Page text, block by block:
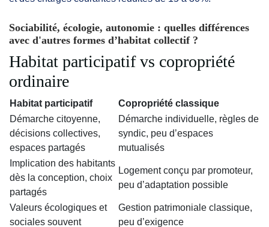
Sociabilité, écologie, autonomie : quelles différences
avec d'autres formes d’habitat collectif ?
Habitat participatif vs copropriété
ordinaire
Habitat participatif
Copropriété classique
Démarche citoyenne,
décisions collectives,
espaces partagés
Démarche individuelle, règles de
syndic, peu d’espaces
mutualisés
Implication des habitants
dès la conception, choix
partagés
Logement conçu par promoteur,
peu d’adaptation possible
Valeurs écologiques et
sociales souvent
Gestion patrimoniale classique,
peu d’exigence